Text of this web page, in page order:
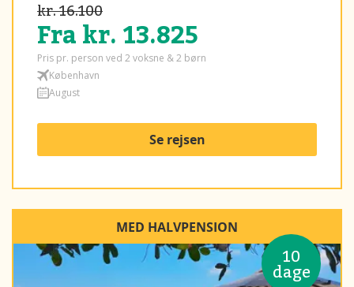
kr. 16.100
Fra kr. 13.825
Pris pr. person ved 2 voksne & 2 børn
København
August
Se rejsen
10
dage
MED HALVPENSION